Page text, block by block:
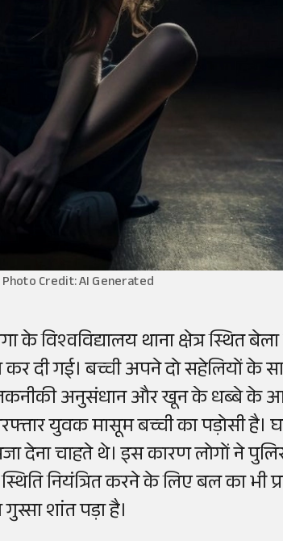
Photo Credit: AI Generated
के विश्वविद्यालय थाना क्षेत्र स्थित
कर दी गई। बच्ची अपने दो सहेलियों के
अनुसंधान और खून के धब्बे के
युवक मासूम बच्ची का पड़ोसी
देना चाहते थे। इस कारण लोगों ने
नियंत्रित करने के लिए बल का भी
शांत पड़ा है।